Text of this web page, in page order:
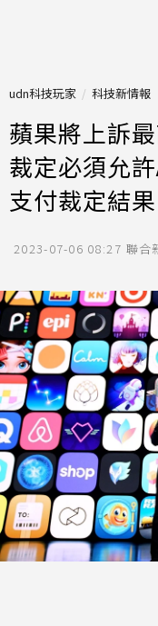
udn科技玩家 科技新情報
蘋果將上訴
裁定必須允
支付裁定結果
2023-07-06 08:27 聯合